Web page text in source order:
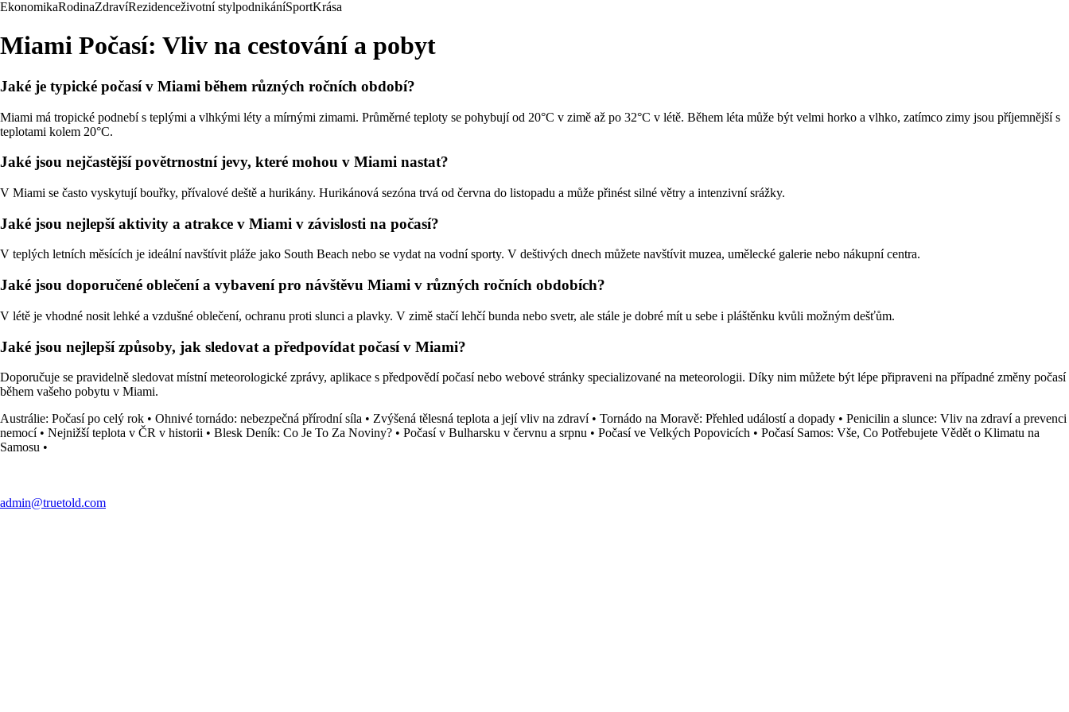
EkonomikaRodinaZdravíRezidenceživotní stylpodnikáníSportKrása
Miami Počasí: Vliv na cestování a pobyt
Jaké je typické počasí v Miami během různých ročních období?
Miami má tropické podnebí s teplými a vlhkými léty a mírnými zimami. Průměrné teploty se pohybují od 20°C v zimě až po 32°C v létě. Během léta může být velmi horko a vlhko, zatímco zimy jsou příjemnější s
teplotami kolem 20°C.
Jaké jsou nejčastější povětrnostní jevy, které mohou v Miami nastat?
V Miami se často vyskytují bouřky, přívalové deště a hurikány. Hurikánová sezóna trvá od června do listopadu a může přinést silné větry a intenzivní srážky.
Jaké jsou nejlepší aktivity a atrakce v Miami v závislosti na počasí?
V teplých letních měsících je ideální navštívit pláže jako South Beach nebo se vydat na vodní sporty. V deštivých dnech můžete navštívit muzea, umělecké galerie nebo nákupní centra.
Jaké jsou doporučené oblečení a vybavení pro návštěvu Miami v různých ročních obdobích?
V létě je vhodné nosit lehké a vzdušné oblečení, ochranu proti slunci a plavky. V zimě stačí lehčí bunda nebo svetr, ale stále je dobré mít u sebe i pláštěnku kvůli možným dešťům.
Jaké jsou nejlepší způsoby, jak sledovat a předpovídat počasí v Miami?
Doporučuje se pravidelně sledovat místní meteorologické zprávy, aplikace s předpovědí počasí nebo webové stránky specializované na meteorologii. Díky nim můžete být lépe připraveni na případné změny počasí
během vašeho pobytu v Miami.
Austrálie: Počasí po celý rok • Ohnivé tornádo: nebezpečná přírodní síla • Zvýšená tělesná teplota a její vliv na zdraví• Tornádo na Moravě: Přehled událostí a dopady • Penicilin a slunce: Vliv na zdraví a prevenci
nemocí• Nejnižší teplota v ČR v historii • Blesk Deník: Co Je To Za Noviny? • Počasí v Bulharsku v červnu a srpnu • Počasí ve Velkých Popovicích • Počasí Samos: Vše, Co Potřebujete Vědět o Klimatu na
Samosu •
admin@truetold.com